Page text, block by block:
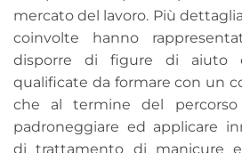
mercato del lavoro. Più
coinvolte hanno
disporre di figure di aiuto
qualificate da formare con un
che al termine del
padroneggiare ed applicare
di trattamento di manicure